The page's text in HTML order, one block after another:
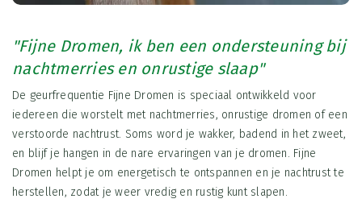
"Fijne Dromen, ik ben een ondersteuning bij
nachtmerries en onrustige slaap"
De geurfrequentie Fijne Dromen is speciaal ontwikkeld voor
iedereen die worstelt met nachtmerries, onrustige dromen of een
verstoorde nachtrust. Soms word je wakker, badend in het zweet,
en blijf je hangen in de nare ervaringen van je dromen. Fijne
Dromen helpt je om energetisch te ontspannen en je nachtrust te
herstellen, zodat je weer vredig en rustig kunt slapen.